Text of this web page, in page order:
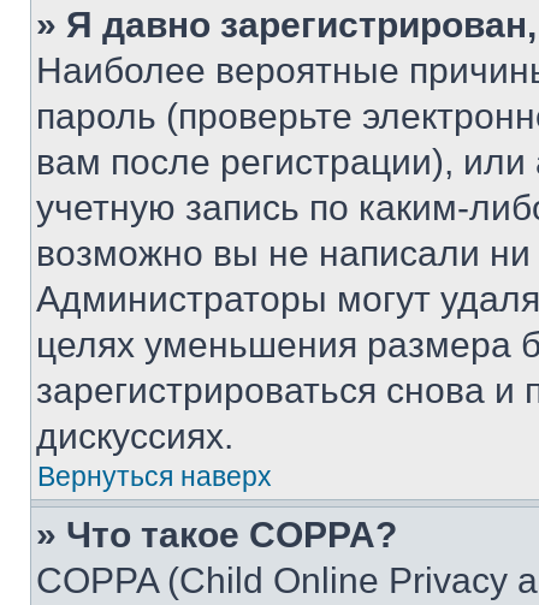
» Я давно
Наиболее вероятные
пароль (проверьте
вам после регистрации),
учетную запись по каким-
возможно вы не написали
Администраторы могут
целях уменьшения размера
зарегистрироваться снова и
дискуссиях.
Вернуться наверх
» Что такое COPPA?
COPPA (Child Online Privacy